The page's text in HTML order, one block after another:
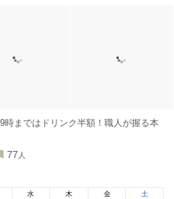
まではドリンク半額！職人が握る本
77 人
水 木 金 土